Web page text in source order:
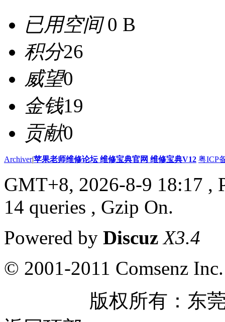
已用空间0 B
积分26
威望0
金钱19
贡献0
Archiver|苹果老师维修论坛 维修宝典官网 维修宝典V12 粤ICP
GMT+8, 2026-8-9 18:17 ,
14 queries , Gzip On.
Powered by Discuz X3.4
© 2001-2011 Comsenz Inc.
版权所有：东